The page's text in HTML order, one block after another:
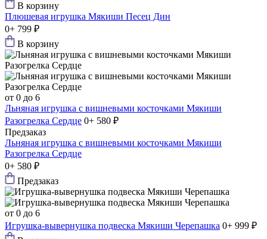
В корзину
Плюшевая игрушка Мякиши Песец Дин
0+ 799 ₽
В корзину
от 0 до 6
Льняная игрушка с вишневыми косточками Мякиши
Разогрелка Сердце 0+ 580 ₽
Предзаказ
Льняная игрушка с вишневыми косточками Мякиши
Разогрелка Сердце
0+ 580 ₽
Предзаказ
от 0 до 6
Игрушка-вывернушка подвеска Мякиши Черепашка 0+ 999 ₽